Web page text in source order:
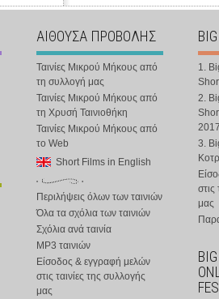
ΑΙΘΟΥΣΑ ΠΡΟΒΟΛΗΣ
Ταινίες Μικρού Μήκους από
τη συλλογή μας
Ταινίες Μικρού Μήκους από
τη Χρυσή Ταινιοθήκη
Ταινίες Μικρού Μήκους από
το Web
Short Films in English
Περιλήψεις όλων των ταινιών
Όλα τα σχόλια των ταινιών
Σχόλια ανά ταινία
MP3 ταινιών
Είσοδος & εγγραφή μελών
στις ταινίες της συλλογής
μας
1.
2.
3.
στις
μας